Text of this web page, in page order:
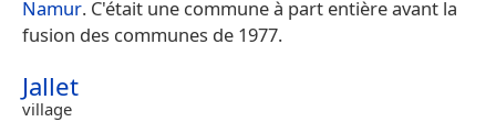
Namur. C'était une commune à part entière avant la
fusion des communes de 1977.
Jallet
village